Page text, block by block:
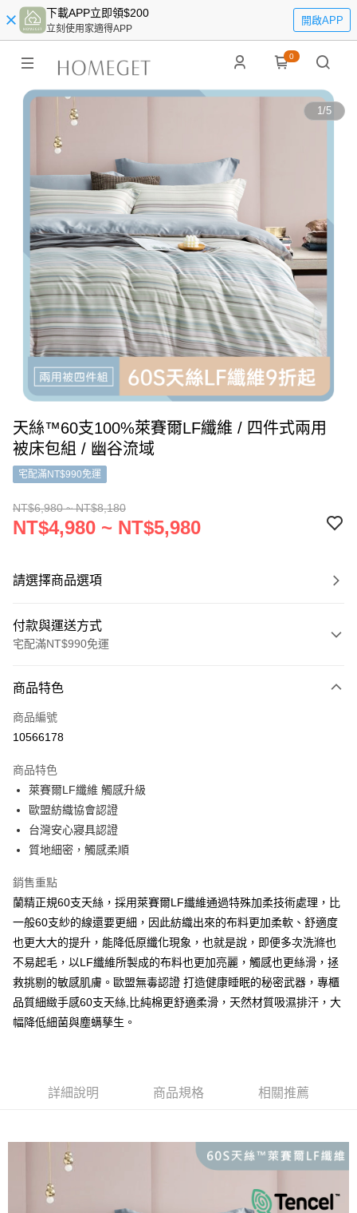
下載APP立即領$200
立刻使用家適得APP
開啟APP
0
1/5
天絲™60支100%萊賽爾LF纖維 / 四件式兩用
被床包組 / 幽谷流域
宅配滿NT$990免運
NT$6,980 ~ NT$8,180
NT$4,980 ~ NT$5,980
請選擇商品選項
付款與運送方式
宅配滿NT$990免運
信用卡一次付款
信用卡分期付款
合作金庫商業銀行
華南商業銀行
上海商業儲蓄銀行
國泰世華商業銀行
臺灣中小企業銀行
聯邦商業銀行
元大商業銀行
永豐商業銀行
星展（台灣）商業銀行
台新國際商業銀行
中國信託商業銀行
台灣樂天信用卡公司
LINE Pay
Apple Pay
街口支付
Google Pay
全盈+PAY
大哥付你分期
相關說明
【大哥付你分期使用說明】
2.付款方式選擇「大哥付你分期」，訂單成立後會自動跳轉到大哥付的交易
4.訂單成立30分鐘內，如未前往確認交易或遇審核未通過，訂單將自動取
消。如遇「轉專審核」未通過狀況，表示未達大哥付你分期系統評分，恕無
1.分期款項不併入電信帳單，「大哥付你分期」於每月結算日後寄送繳費提
2.透過簡訊連結打開帳單後，可選擇「超商條碼／台灣大直營門市／銀行轉
帳／街口支付／iPASS MONEY」等通路繳費。
AFTEE先享後付
相關說明
１．簡單：不需註冊會員、不需綁卡、不需儲值。
１．於結帳方式選擇「AFTEE先享後付」後，將跳轉至「AFTEE先享後付」
２．訂單成立數日內，您將收到繳費通知簡訊。
３．收到繳費通知簡訊後14天內，點擊此簡訊中的連結，可透過四大超商／
運送方式
每筆NT$150，滿NT$990(含以上)免運費
每筆NT$250
商品特色
商品編號
10566178
商品特色
萊賽爾LF纖維 觸感升級
歐盟紡織協會認證
台灣安心寢具認證
質地細密，觸感柔順
銷售重點
蘭精正規60支天絲，採用萊賽爾LF纖維通過特殊加柔技術處理，比
一般60支紗的線還要更細，因此紡織出來的布料更加柔軟、舒適度
也更大大的提升，能降低原纖化現象，也就是說，即便多次洗滌也
不易起毛，以LF纖維所製成的布料也更加亮麗，觸感也更絲滑，拯
救挑剔的敏感肌膚。歐盟無毒認證 打造健康睡眠的秘密武器，專櫃
品質細緻手感60支天絲,比純棉更舒適柔滑，天然材質吸濕排汗，大
幅降低細菌與塵螨孳生。
詳細說明 商品規格 相關推薦